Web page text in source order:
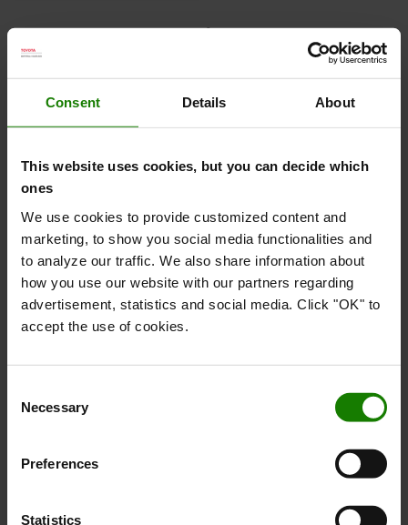
Consent Details About
This website uses cookies, but you can decide which
ones
We use cookies to provide customized content and
marketing, to show you social media functionalities and
to analyze our traffic. We also share information about
how you use our website with our partners regarding
advertisement, statistics and social media. Click "OK" to
accept the use of cookies.
Selection
Necessary
Preferences
Statistics
Viser 3 af 3 varer
Alsidig anvendelse
Toyota RRE160HR udendørs reach truck leveres
med forskellige muligheder for vejrbeskyttelse, 360°
styring og for at levere produktiv, komfortabel og
sikker materialehåndtering. Den kompakte N-serie
med kun 1120 mm truckbredde kan håndtere 800
mm EURO-paller mellem støttebenene.